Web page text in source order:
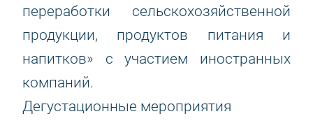
переработки сельскохозяйственной
продукции, продуктов питания и
напитков» с участием иностранных
компаний.
Дегустационные мероприятия